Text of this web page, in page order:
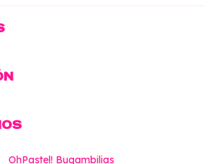
OhPastel! Bugambilias